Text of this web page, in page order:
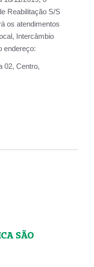
Reabilitação S/S
os atendimentos
Intercâmbio
endereço:
02, Centro,
SÃO